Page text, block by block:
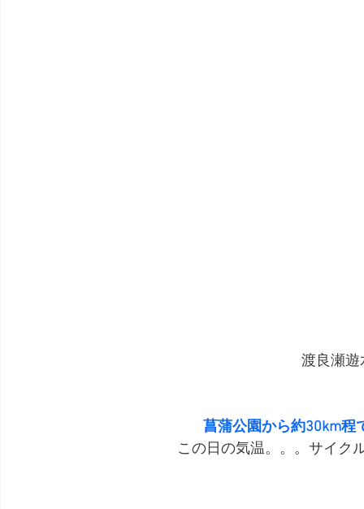
渡良瀬遊
菖蒲公園から約30km程
この日の気温。。。サイク